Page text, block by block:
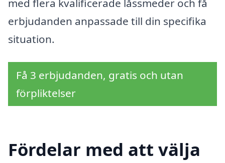
med flera kvalificerade låssmeder och få
erbjudanden anpassade till din specifika
situation.
Få 3 erbjudanden, gratis och utan
förpliktelser
Fördelar med att välja